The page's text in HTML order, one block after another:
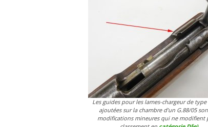
Les guides pour les lames-chargeur de type
ajoutées sur la chambre d’un G.88/05
modifications mineures qui ne modifient